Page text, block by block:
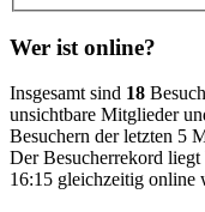
Wer ist online?
Insgesamt sind 18
unsichtbare Mitglieder
Besuchern der letzten 5
Der Besucherrekord liegt
16:15 gleichzeitig online